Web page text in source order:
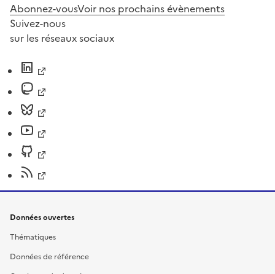
Abonnez-vousVoir nos prochains évènements
Suivez-nous
sur les réseaux sociaux
Données ouvertes
Thématiques
Données de référence